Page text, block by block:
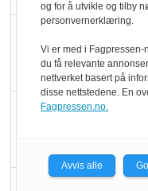
og for å utvikle og tilby
personvernerklæring.
Vi er med i Fagpressen-
du få relevante
nettverket basert på
disse nettstedene. En
Fagpressen.no.
Avvis alle